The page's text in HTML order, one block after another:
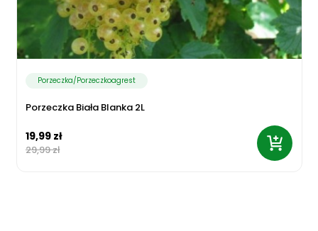
Porzeczka/Porzeczkoagrest
Porzeczka Biała Blanka 2L
19,99 zł
29,99 zł